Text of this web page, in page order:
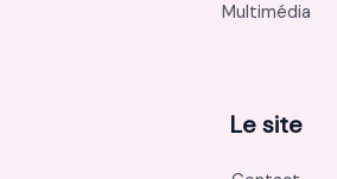
Multimédia
Le site